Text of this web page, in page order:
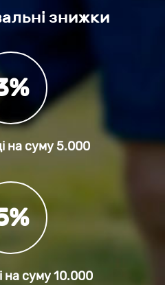
знижки
на суму 5.000
на суму10.000